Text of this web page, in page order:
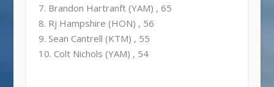
7. Brandon Hartranft (YAM) , 65
8. Rj Hampshire (HON) , 56
9. Sean Cantrell (KTM) , 55
10. Colt Nichols (YAM) , 54